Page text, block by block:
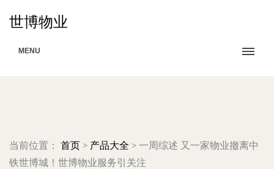
世博物业
MENU
当前位置： 首页 > 产品大全 > 一周综述 又一家物业撤离中
铁世博城！世博物业服务引关注